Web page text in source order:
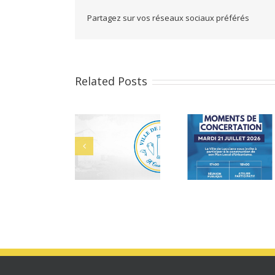
Partagez sur vos réseaux sociaux préférés
Related Posts
Alerte Canicule –
CCAS